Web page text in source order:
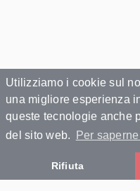
Utilizziamo i cookie sul
una migliore esperienza
queste tecnologie anche
del sito web.
Per
Rifiuta